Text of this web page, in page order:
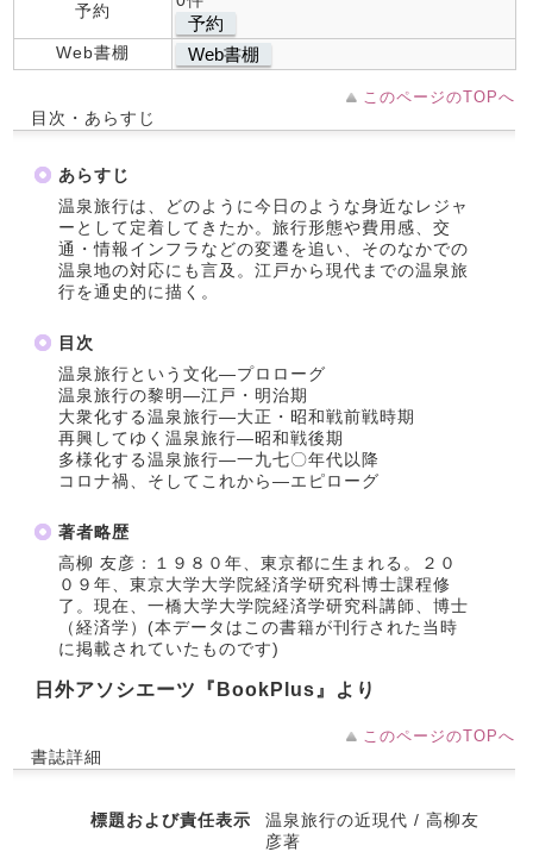
予約
予約
Web書棚 Web書棚
このページのTOPへ
目次・あらすじ
あらすじ
温泉旅行は、どのように今日のような身近なレジャ
ーとして定着してきたか。旅行形態や費用感、交
通・情報インフラなどの変遷を追い、そのなかでの
温泉地の対応にも言及。江戸から現代までの温泉旅
行を通史的に描く。
目次
温泉旅行という文化―プロローグ
温泉旅行の黎明―江戸・明治期
大衆化する温泉旅行―大正・昭和戦前戦時期
再興してゆく温泉旅行―昭和戦後期
多様化する温泉旅行―一九七〇年代以降
コロナ禍、そしてこれから―エピローグ
著者略歴
高柳 友彦：１９８０年、東京都に生まれる。２０
０９年、東京大学大学院経済学研究科博士課程修
了。現在、一橋大学大学院経済学研究科講師、博士
（経済学）(本データはこの書籍が刊行された当時
に掲載されていたものです)
日外アソシエーツ『BookPlus』より
このページのTOPへ
書誌詳細
標題および責任表示
温泉旅行の近現代 / 高柳友
彦著